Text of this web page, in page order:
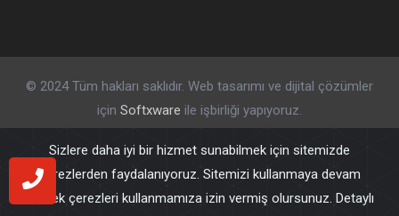
© 2024 Tüm hakları saklıdır. Web tasarımı ve dijital çözümler
için Softxware ile işbirliği yapıyoruz.
Sizlere daha iyi bir hizmet sunabilmek için sitemizde
çerezlerden faydalanıyoruz. Sitemizi kullanmaya devam
ederek çerezleri kullanmamıza izin vermiş olursunuz. Detaylı